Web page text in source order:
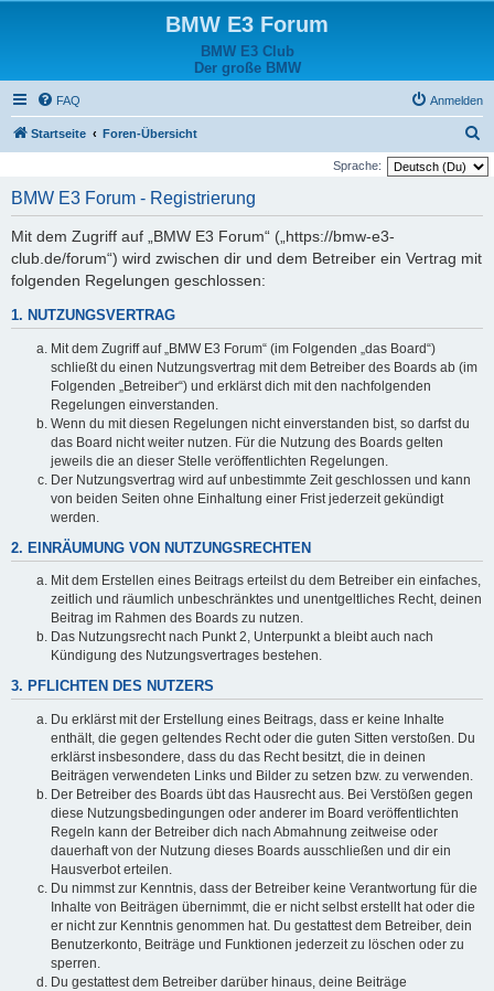
BMW E3 Forum
BMW E3 Club
Der große BMW
FAQ Anmelden
Startseite Foren-Übersicht
u
Sprache:
BMW E3 Forum - Registrierung
Mit dem Zugriff auf „BMW E3 Forum“ („https://bmw-e3-
club.de/forum“) wird zwischen dir und dem Betreiber ein Vertrag mit
folgenden Regelungen geschlossen:
1. NUTZUNGSVERTRAG
Mit dem Zugriff auf „BMW E3 Forum“ (im Folgenden „das Board“)
schließt du einen Nutzungsvertrag mit dem Betreiber des Boards ab (im
Folgenden „Betreiber“) und erklärst dich mit den nachfolgenden
Regelungen einverstanden.
Wenn du mit diesen Regelungen nicht einverstanden bist, so darfst du
das Board nicht weiter nutzen. Für die Nutzung des Boards gelten
jeweils die an dieser Stelle veröffentlichten Regelungen.
Der Nutzungsvertrag wird auf unbestimmte Zeit geschlossen und kann
von beiden Seiten ohne Einhaltung einer Frist jederzeit gekündigt
werden.
2. EINRÄUMUNG VON NUTZUNGSRECHTEN
Mit dem Erstellen eines Beitrags erteilst du dem Betreiber ein einfaches,
zeitlich und räumlich unbeschränktes und unentgeltliches Recht, deinen
Beitrag im Rahmen des Boards zu nutzen.
Das Nutzungsrecht nach Punkt 2, Unterpunkt a bleibt auch nach
Kündigung des Nutzungsvertrages bestehen.
3. PFLICHTEN DES NUTZERS
Du erklärst mit der Erstellung eines Beitrags, dass er keine Inhalte
enthält, die gegen geltendes Recht oder die guten Sitten verstoßen. Du
erklärst insbesondere, dass du das Recht besitzt, die in deinen
Beiträgen verwendeten Links und Bilder zu setzen bzw. zu verwenden.
Der Betreiber des Boards übt das Hausrecht aus. Bei Verstößen gegen
diese Nutzungsbedingungen oder anderer im Board veröffentlichten
Regeln kann der Betreiber dich nach Abmahnung zeitweise oder
dauerhaft von der Nutzung dieses Boards ausschließen und dir ein
Hausverbot erteilen.
Du nimmst zur Kenntnis, dass der Betreiber keine Verantwortung für die
Inhalte von Beiträgen übernimmt, die er nicht selbst erstellt hat oder die
er nicht zur Kenntnis genommen hat. Du gestattest dem Betreiber, dein
Benutzerkonto, Beiträge und Funktionen jederzeit zu löschen oder zu
sperren.
Du gestattest dem Betreiber darüber hinaus, deine Beiträge